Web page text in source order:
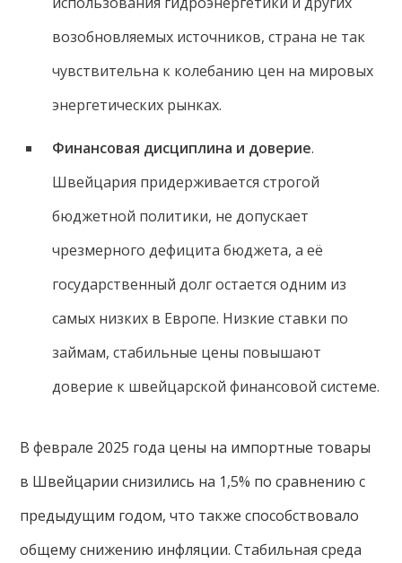
возобновляемых источников, страна не так
чувствительна к колебанию цен на мировых
энергетических рынках.
Финансовая дисциплина и доверие.
Швейцария придерживается строгой
бюджетной политики, не допускает
чрезмерного дефицита бюджета, а её
государственный долг остается одним из
самых низких в Европе. Низкие ставки по
займам, стабильные цены повышают
доверие к швейцарской финансовой системе.
В феврале 2025 года цены на импортные товары
в Швейцарии снизились на 1,5% по сравнению с
предыдущим годом, что также способствовало
общему снижению инфляции. Стабильная среда